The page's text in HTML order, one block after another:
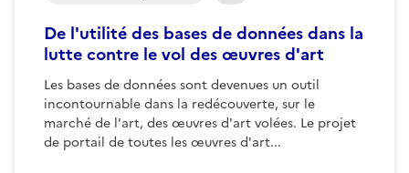
De l'utilité des bases de données dans la
lutte contre le vol des œuvres d'art
Les bases de données sont devenues un outil
incontournable dans la redécouverte, sur le
marché de l'art, des œuvres d'art volées. Le projet
de portail de toutes les œuvres d'art...